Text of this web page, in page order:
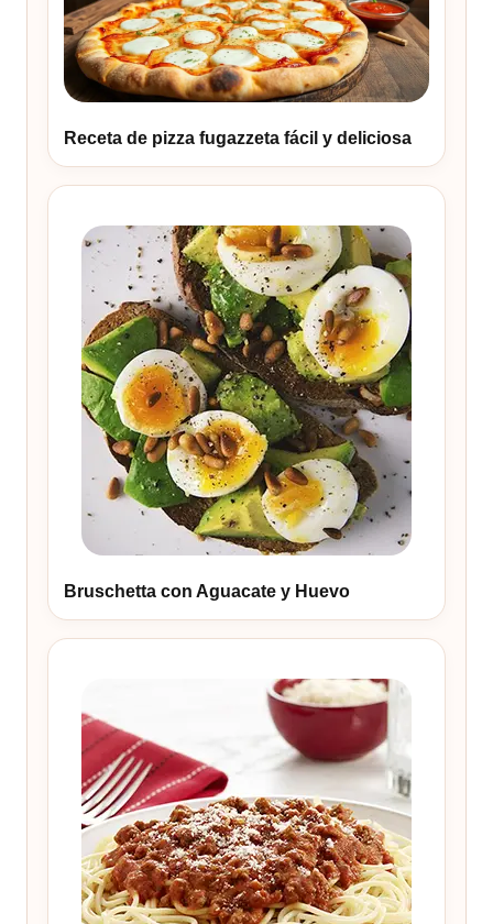
Receta de pizza fugazzeta fácil y deliciosa
Bruschetta con Aguacate y Huevo